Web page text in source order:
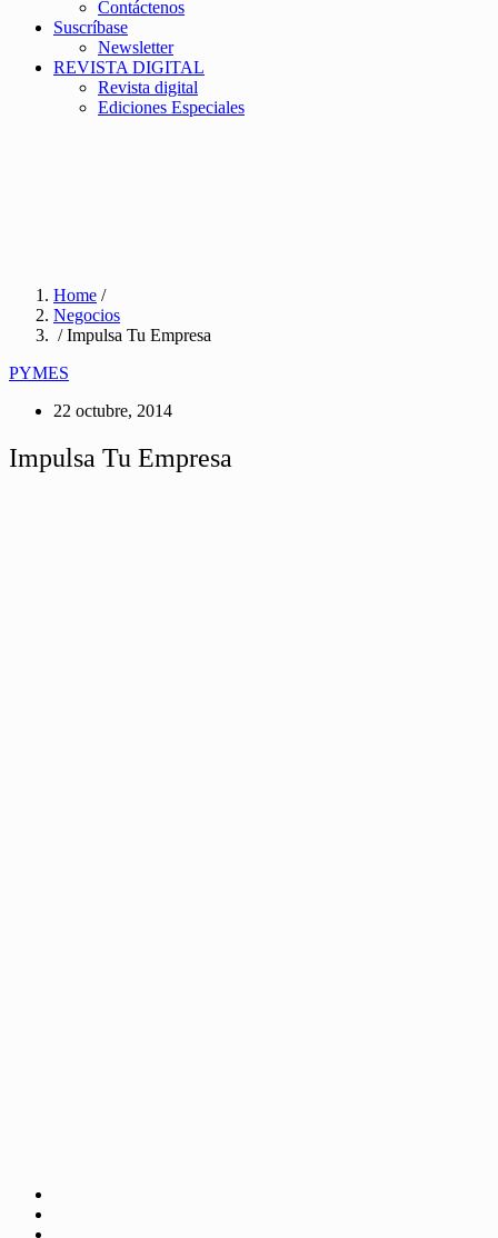
Contáctenos
Suscríbase
Newsletter
REVISTA DIGITAL
Revista digital
Ediciones Especiales
Home /
Negocios
/ Impulsa Tu Empresa
PYMES
22 octubre, 2014
Impulsa Tu Empresa